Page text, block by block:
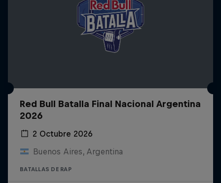
Red Bull Batalla Final Nacional Argentina
2026
2 Octubre 2026
Buenos Aires, Argentina
BATALLAS DE RAP